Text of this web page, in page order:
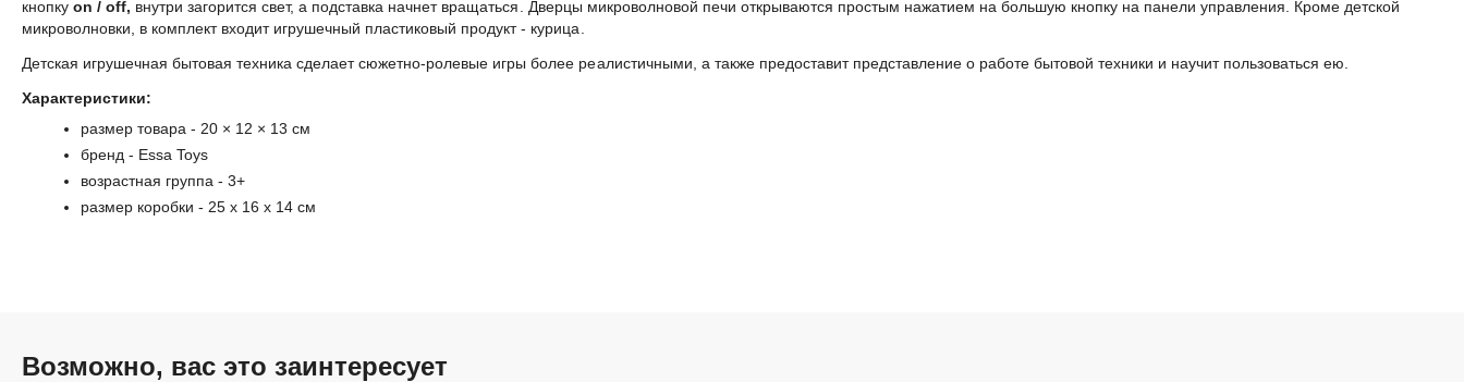
кнопкуon / off, внутри загорится свет, а подставка начнет вращаться. Дверцы микроволновой печи открываются простым нажатием на большую кнопку на панели управления. Кроме детской
микроволновки, в комплект входит игрушечный пластиковый продукт - курица.
Детская игрушечная бытовая техника сделает сюжетно-ролевые игры более реалистичными, а также предоставит представление о работе бытовой техники и научит пользоваться ею.
Характеристики:
размер товара - 20 × 12 × 13 см
бренд - Essa Toys
возрастная группа - 3+
размер коробки- 25 x 16 x 14 cм
Возможно, вас это заинтересует